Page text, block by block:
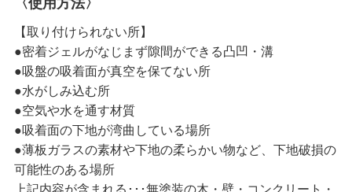
〈使用方法〉
【取り付けられない所】
●密着ジェルがなじまず隙間ができる凸凹・溝
●吸盤の吸着面が真空を保てない所
●水がしみ込む所
●空気や水を通す材質
●吸着面の下地が湾曲している場所
●薄板ガラスの素材や下地の柔らかい物など、下地破損の
可能性のある場所
上記内容が含まれる･･･無塗装の木・壁・コンクリート・